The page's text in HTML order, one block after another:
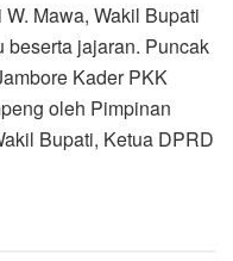
Mawa, Wakil Bupati
jajaran. Puncak
Kader PKK
oleh Pimpinan
Bupati, Ketua DPRD